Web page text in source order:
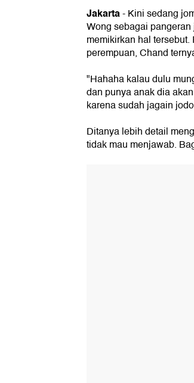
Jakarta- Kini sedang
Wong sebagai
memikirkan hal
perempuan, Chand
"Hahaha kalau dulu
dan punya anak dia
karena sudah jagain
Ditanya lebih detail
tidak mau menjawab.